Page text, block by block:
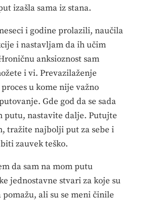
izašla sama iz stana.
i godine prolazili, naučila
i nastavljam da ih učim
anksioznost sam
i vi. Prevazilaženje
u kome nije važno
Gde god da se sada
putu, nastavite dalje. Putujte
tražite najbolji put za sebe i
zauvek teško.
da sam na mom putu
jednostavne stvari za koje su
ali su se meni činile